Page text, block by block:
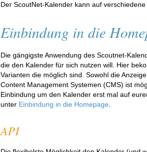
Der ScoutNet-Kalender kann auf
Einbindung in die
Die gängigste Anwendung des Scoutnet-
die den Kalender für sich nutzen will. Hier
Varianten die möglich sind. Sowohl die
Content Management Systemen (CMS) ist
Einbindung um den Kalender erst mal auf
unter Einbindung in die Homepage
API